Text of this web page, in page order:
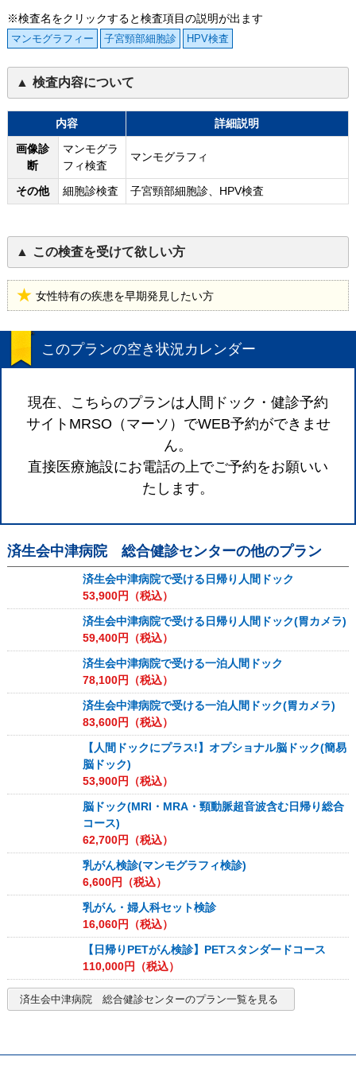
※検査名をクリックすると検査項目の説明が出ます
マンモグラフィー 子宮頸部細胞診 HPV検査
検査内容について
内容
詳細説明
画像診
断
マンモグラ
フィ検査
マンモグラフィ
その他 細胞診検査 子宮頸部細胞診、HPV検査
この検査を受けて欲しい方
女性特有の疾患を早期発見したい方
このプランの空き状況カレンダー
現在、こちらのプランは人間ドック・健診予約
サイトMRSO（マーソ）でWEB予約ができませ
ん。
直接医療施設にお電話の上でご予約をお願いい
たします。
済生会中津病院 総合健診センターの他のプラン
済生会中津病院で受ける日帰り人間ドック
53,900円（税込）
済生会中津病院で受ける日帰り人間ドック(胃カメラ)
59,400円（税込）
済生会中津病院で受ける一泊人間ドック
78,100円（税込）
済生会中津病院で受ける一泊人間ドック(胃カメラ)
83,600円（税込）
【人間ドックにプラス!】オプショナル脳ドック(簡易
脳ドック)
53,900円（税込）
脳ドック(MRI・MRA・頸動脈超音波含む日帰り総合
コース)
62,700円（税込）
乳がん検診(マンモグラフィ検診)
6,600円（税込）
乳がん・婦人科セット検診
16,060円（税込）
【日帰りPETがん検診】PETスタンダードコース
110,000円（税込）
済生会中津病院 総合健診センターのプラン一覧を見る